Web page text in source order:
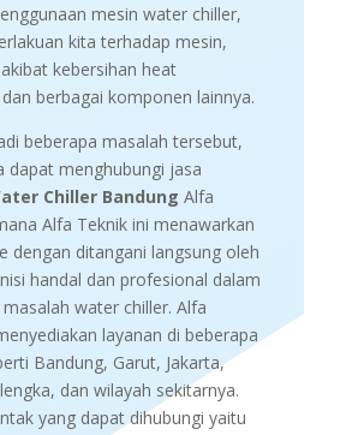
mesin water chiller,
kita terhadap mesin,
kebersihan heat
berbagai komponen lainnya.
beberapa masalah tersebut,
dapat menghubungi jasa
Chiller Bandung Alfa
Alfa Teknik ini menawarkan
dengan ditangani langsung oleh
handal dan profesional dalam
water chiller. Alfa
layanan di beberapa
Bandung, Garut, Jakarta,
dan wilayah sekitarnya.
yang dapat dihubungi yaitu